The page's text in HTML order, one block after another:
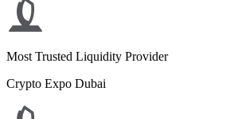
Most Trusted Liquidity Provider
Crypto Expo Dubai